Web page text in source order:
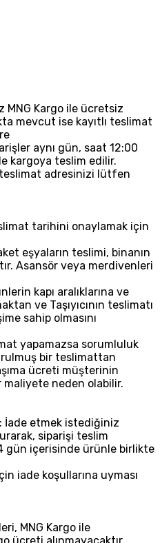
MNG Kargo ile ücretsiz
mevcut ise kayıtlı teslimat
aynı gün, saat 12:00
kargoya teslim edilir.
adresinizi lütfen
tarihini onaylamak için
eşyaların teslimi, binanın
Asansör veya merdivenleri
kapı aralıklarına ve
ve Taşıyıcının teslimatı
sahip olmasını
yapamazsa sorumluluk
bir teslimattan
ücreti müşterinin
maliyete neden olabilir.
İade etmek istediğiniz
siparişi teslim
gün içerisinde ürünle birlikte
iade koşullarına uyması
MNG Kargo ile